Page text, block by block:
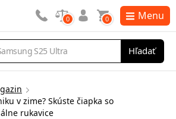
Hľadať
0 0 Menu
v zime? Skúste čiapka so
rukavice